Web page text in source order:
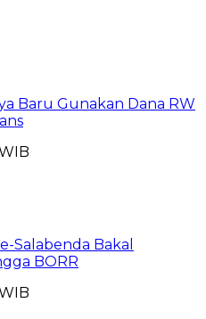
Baru Gunakan Dana RW
Salabenda Bakal
BORR